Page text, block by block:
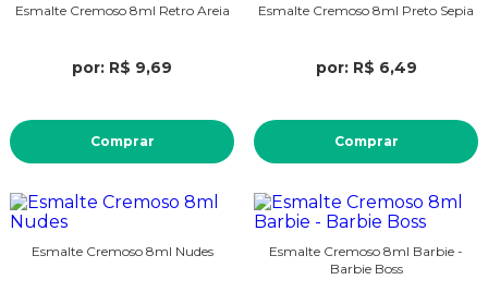
Esmalte Cremoso 8ml Retro Areia
por: R$ 9,69
Comprar
Esmalte Cremoso 8ml Preto Sepia
por: R$ 6,49
Comprar
Esmalte Cremoso 8ml Nudes
Esmalte Cremoso 8ml Barbie -
Barbie Boss